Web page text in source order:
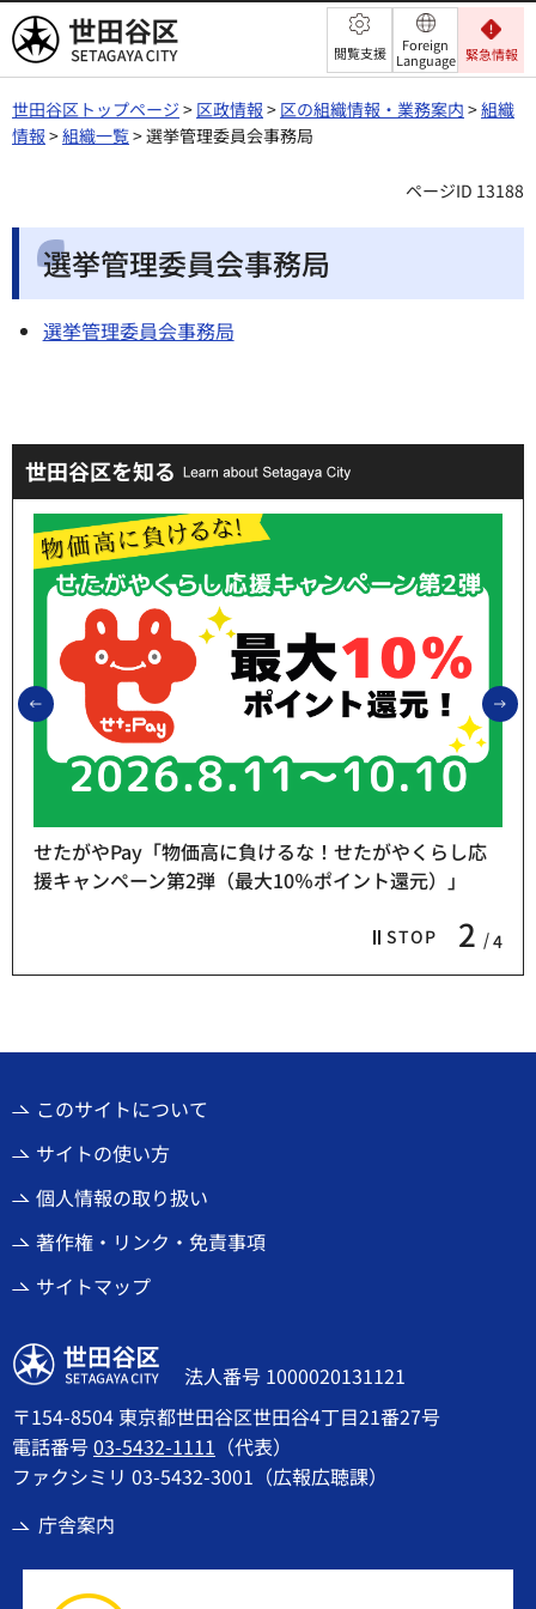
世田谷区 閲覧支援
Foreign
Language 緊急情報
世田谷区トップページ > 区政情報 > 区の組織情報・業務案内 >組織
情報 >組織一覧> 選挙管理委員会事務局
ページID 13188
選挙管理委員会事務局
選挙管理委員会事務局
世田谷区を知る
前のスライドを表示
STOP 2 4
せたがやPay「物価高に負けるな！せたがやくらし応
援キャンペーン第2弾（最大10％ポイント還元）」
このサイトについて
サイトの使い方
個人情報の取り扱い
著作権・リンク・免責事項
サイトマップ
世田谷区
法人番号 1000020131121
〒154-8504 東京都世田谷区世田谷4丁目21番27号
電話番号03-5432-1111 （代表）
ファクシミリ 03-5432-3001（広報広聴課）
庁舎案内